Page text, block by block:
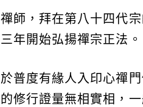
師，拜在第八十四代
年開始弘揚禪宗正法。
普度有緣人入印心禪
修行證量無相實相，